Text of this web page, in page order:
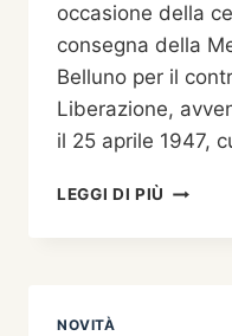
occasione della
consegna della
Belluno per il
Liberazione,
il 25 aprile 1947,
LEGGI DI PIÙ PER
NOVITÀ